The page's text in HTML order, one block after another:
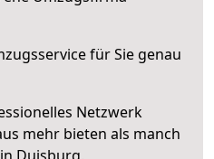
für Sie genau
Netzwerk
mehr bieten als manch